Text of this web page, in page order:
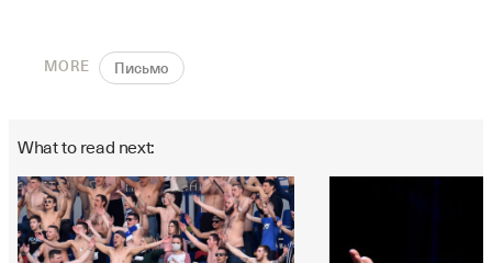
MORE Письмо
What to read next: